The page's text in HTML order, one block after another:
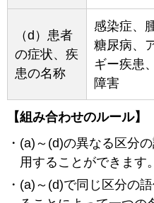
（d）患者
の症状、疾
患の名称
感染症、
糖尿病、
ギー疾患
障害
【組み合わせのルール】
(a)～(d)の異なる区分
用することができます。
(a)～(d)で同じ区分の